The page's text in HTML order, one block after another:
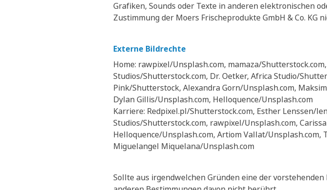
Grafiken, Sounds oder Texte in anderen elektronischen
Zustimmung der Moers Frischeprodukte GmbH & Co. KG
Externe Bildrechte
Home: rawpixel/Unsplash.com, mamaza/
Studios/Shutterstock.com, Dr. Oetker, Africa Studio/
Pink/Shutterstock, Alexandra Gorn/Unsplash.com,
Dylan Gillis/Unsplash.com, Helloquence/Unsplash.com
Karriere: Redpixel.pl/Shutterstock.com, Esther Lenssen/
Studios/Shutterstock.com, rawpixel/Unsplash.com,
Helloquence/Unsplash.com, Artiom Vallat/Unsplash.com,
Miguelangel Miquelana/Unsplash.com
Sollte aus irgendwelchen Gründen eine der